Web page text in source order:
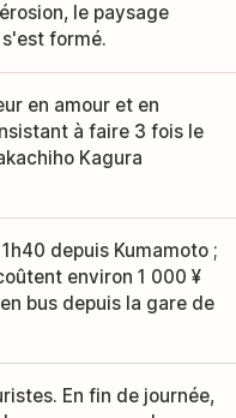
le paysage
formé.
en amour et en
à faire 3 fois le
Kagura
depuis Kumamoto ;
environ 1 000 ¥
bus depuis la gare de
En fin de journée,